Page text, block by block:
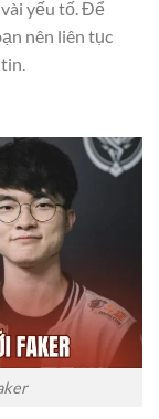
yếu tố. Để
nên liên tục